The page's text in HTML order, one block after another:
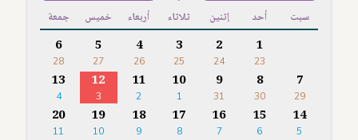
سبت أحد إثنين ثلاثاء أربعاء خميس جمعة
1
23
2
24
3
25
4
26
5
27
6
28
7
29
8
30
9
31
10
1
11
2
12
3
13
4
14
5
15
6
16
7
17
8
18
9
19
10
20
11